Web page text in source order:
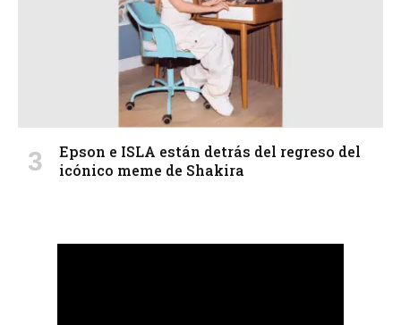
Epson e ISLA están detrás del regreso del
icónico meme de Shakira